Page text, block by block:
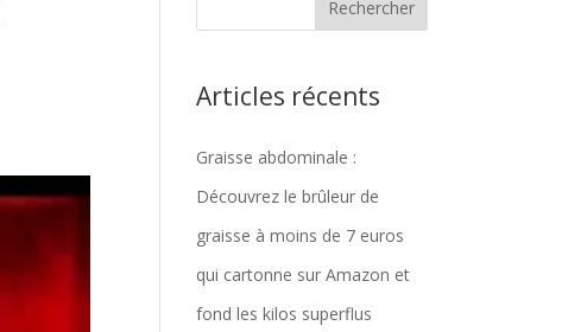
Articles récents
Graisse abdominale :
Découvrez le brûleur de
graisse à moins de 7 euros
qui cartonne sur Amazon et
fond les kilos superflus